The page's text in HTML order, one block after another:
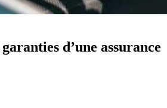
d’une assurance